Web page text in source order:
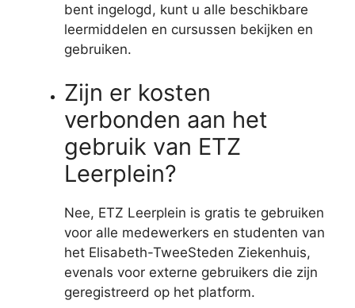
bent ingelogd, kunt u alle beschikbare
leermiddelen en cursussen bekijken en
gebruiken.
Zijn er kosten
verbonden aan het
gebruik van ETZ
Leerplein?
Nee, ETZ Leerplein is gratis te gebruiken
voor alle medewerkers en studenten van
het Elisabeth-TweeSteden Ziekenhuis,
evenals voor externe gebruikers die zijn
geregistreerd op het platform.